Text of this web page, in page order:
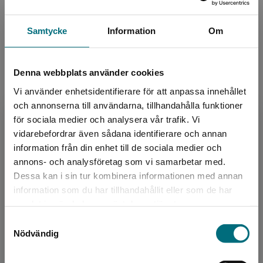
Samtycke Information Om
Denna webbplats använder cookies
Vi använder enhetsidentifierare för att anpassa innehållet
och annonserna till användarna, tillhandahålla funktioner
för sociala medier och analysera vår trafik. Vi
vidarebefordrar även sådana identifierare och annan
information från din enhet till de sociala medier och
annons- och analysföretag som vi samarbetar med.
Dessa kan i sin tur kombinera informationen med annan
information som du har tillhandahållit eller som de har
Nödvändig
Begränsad fraktregion
Det verkar som att du besöker
Sverige. För att kunna slutföra ett köp måste
Lättlästnivå:
Nivå 4
LIX:
ISBN:
9789179873486
Sidantal:
96
Upphovspersoner